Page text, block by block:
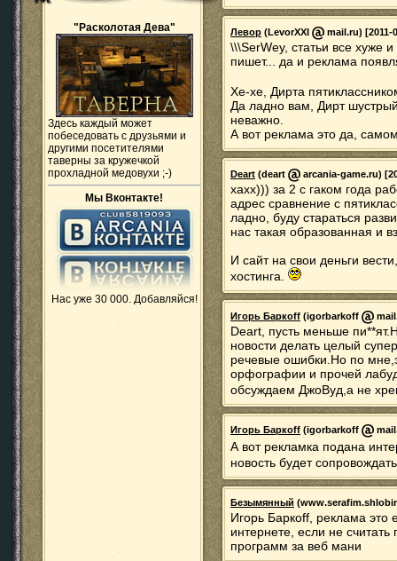
"Расколотая Дева"
Здесь каждый может
побеседовать с друзьями и
другими посетителями
таверны за кружечкой
прохладной медовухи ;-)
Мы Вконтакте!
Нас уже 30 000. Добавляйся!
Левор (LevorXXI mail.ru) [2011-
\\\SerWey, статьи все хуже
пишет... да и реклама
Хе-хе, Дирта
Да ладно вам, Дирт
неважно.
А вот реклама это да,
Deart (deart arcania-game.ru)
хахх))) за 2 с гаком года
адрес сравнение с
ладно, буду стараться
нас такая образованная и
И сайт на свои деньги
хостинга.
Игорь Баркoff (igorbarkoff
Deart, пусть меньше
новости делать целый
речевые ошибки.Но по
орфографии и прочей
обсуждаем ДжоВуд,а не
Игорь Баркoff (igorbarkoff
А вот рекламка подана
новость будет
Безымянный
Игорь Баркoff, реклама это
интернете, если не
программ за веб мани